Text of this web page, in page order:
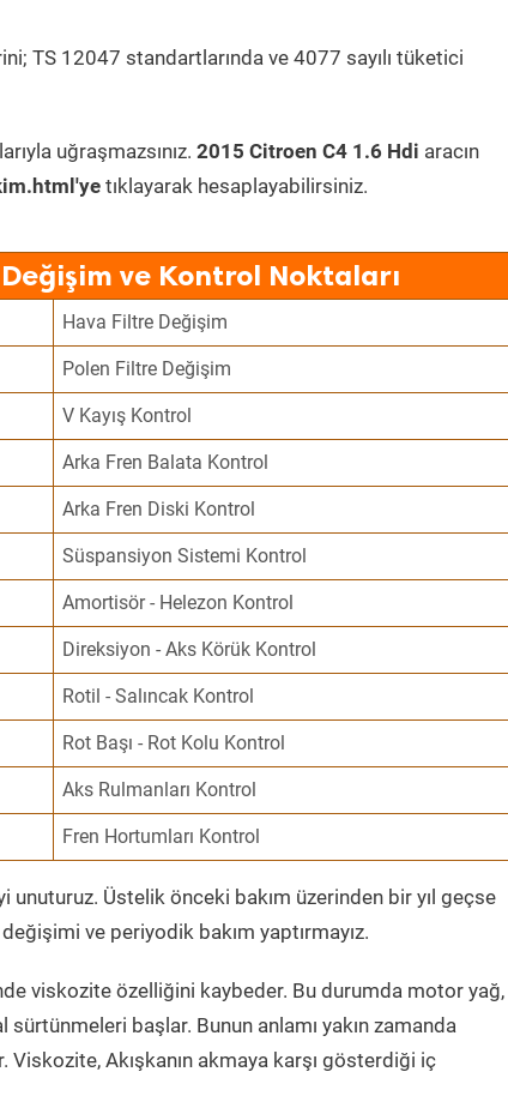
TS 12047 standartlarında ve 4077 sayılı tüketici
uğraşmazsınız. 2015 Citroen C4 1.6 Hdi aracın
tıklayarak hesaplayabilirsiniz.
ve Kontrol Noktaları
Hava Filtre Değişim
Polen Filtre Değişim
V Kayış Kontrol
Arka Fren Balata Kontrol
Arka Fren Diski Kontrol
Süspansiyon Sistemi Kontrol
Amortisör - Helezon Kontrol
Direksiyon - Aks Körük Kontrol
Rotil - Salıncak Kontrol
Rot Başı - Rot Kolu Kontrol
Aks Rulmanları Kontrol
Fren Hortumları Kontrol
unuturuz. Üstelik önceki bakım üzerinden bir yıl geçse
ve periyodik bakım yaptırmayız.
viskozite özelliğini kaybeder. Bu durumda motor yağ,
başlar. Bunun anlamı yakın zamanda
Akışkanın akmaya karşı gösterdiği iç